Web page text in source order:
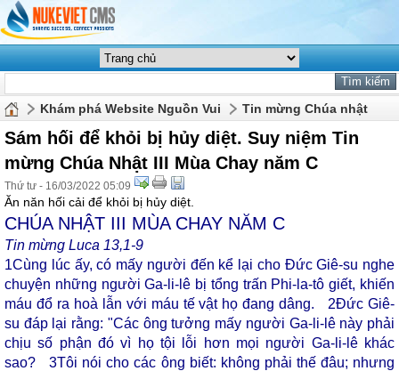
Khám phá Website Nguồn Vui Tin mừng Chúa nhật
Sám hối để khỏi bị hủy diệt. Suy niệm Tin
mừng Chúa Nhật III Mùa Chay năm C
Thứ tư - 16/03/2022 05:09
Ăn năn hối cải để khỏi bị hủy diệt.
CHÚA NHẬT III MÙA CHAY NĂM C
Tin mừng Luca 13,1-9
1Cùng lúc ấy, có mấy người đến kể lại cho Đức Giê-su nghe
chuyện những người Ga-li-lê bị tổng trấn Phi-la-tô giết, khiến
máu đổ ra hoà lẫn với máu tế vật họ đang dâng. 2Đức Giê-
su đáp lại rằng: "Các ông tưởng mấy người Ga-li-lê này phải
chịu số phận đó vì họ tội lỗi hơn mọi người Ga-li-lê khác
sao?3Tôi nói cho các ông biết: không phải thế đâu; nhưng